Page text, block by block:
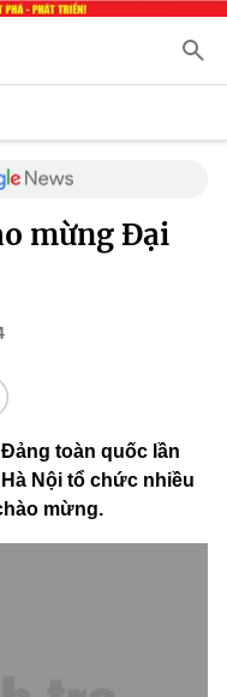
mừng Đại
toàn quốc lần
Nội tổ chức nhiều
mừng.